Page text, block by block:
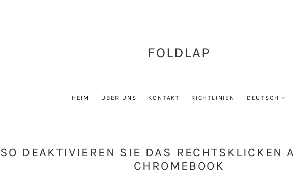
FOLDLAP
HEIM ÜBER UNS KONTAKT RICHTLINIEN DEUTSCH
SO DEAKTIVIEREN SIE DAS RECHTSKLICKEN
CHROMEBOOK